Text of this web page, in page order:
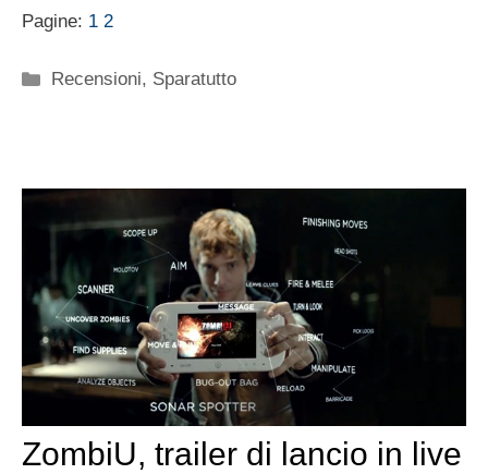
Pagine: 1 2
Categorie
Recensioni, Sparatutto
ZombiU, trailer di lancio in live